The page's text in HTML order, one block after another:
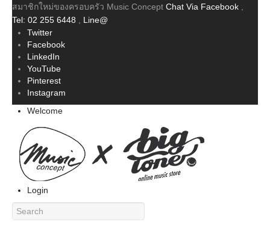
สมาชิกใหม่ของครอบครัว Music Concept Chat Via Facebook
Tel: 02 255 6448
Line@
Twitter
Facebook
LinkedIn
YouTube
Pinterest
Instagram
Welcome
Login